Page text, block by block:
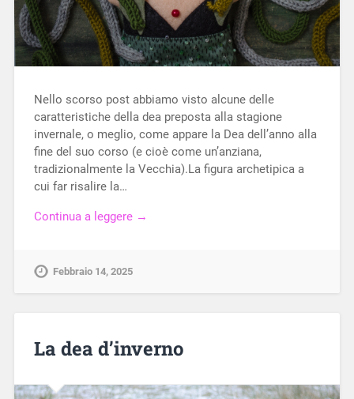
Nello scorso post abbiamo visto alcune delle
caratteristiche della dea preposta alla stagione
invernale, o meglio, come appare la Dea dell’anno alla
fine del suo corso (e cioè come un’anziana,
tradizionalmente la Vecchia).La figura archetipica a
cui far risalire la…
Continua a leggere →
Febbraio 14, 2025
La dea d’inverno